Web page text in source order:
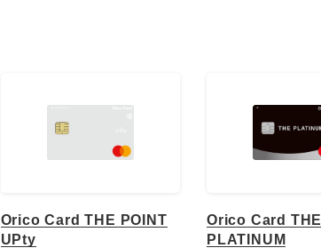
Orico Card THE POINT
UPty
Orico Card THE
PLATINUM